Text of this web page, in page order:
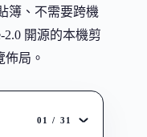
簿、不需要跨機
2.0 開源的本機剪
局。
01 / 31